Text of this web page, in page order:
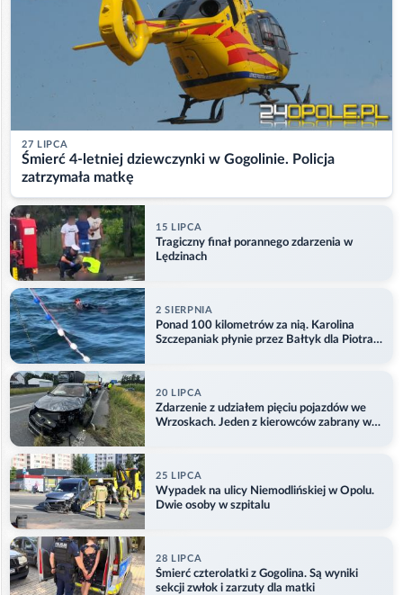
27 LIPCA
Śmierć 4-letniej dziewczynki w Gogolinie. Policja
zatrzymała matkę
15 LIPCA
Tragiczny finał porannego zdarzenia w
Lędzinach
2 SIERPNIA
Ponad 100 kilometrów za nią. Karolina
Szczepaniak płynie przez Bałtyk dla Piotra.
20 LIPCA
Zdarzenie z udziałem pięciu pojazdów we
Wrzoskach. Jeden z kierowców zabrany w
25 LIPCA
Wypadek na ulicy Niemodlińskiej w Opolu.
Dwie osoby w szpitalu
28 LIPCA
Śmierć czterolatki z Gogolina. Są wyniki
sekcji zwłok i zarzuty dla matki